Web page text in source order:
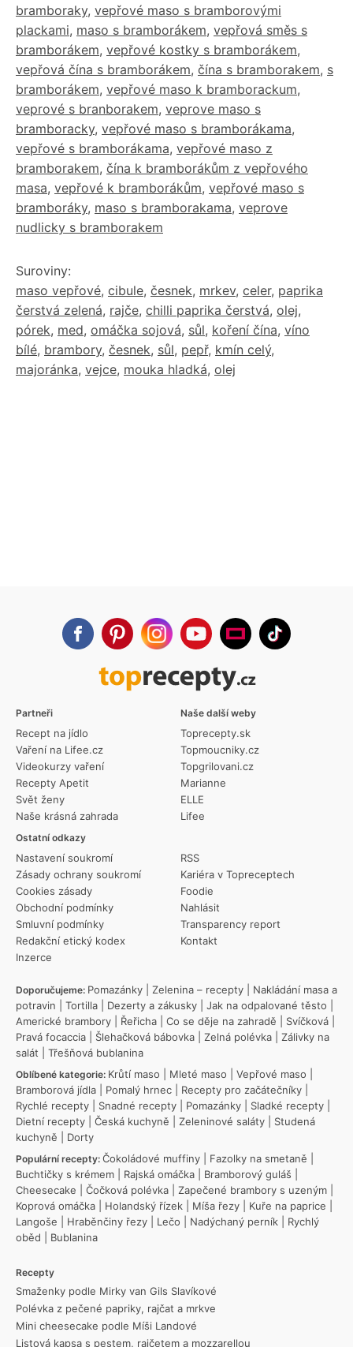
bramboraky, vepřové maso s bramborovými
plackami, maso s bramborákem, vepřová směs s
bramborákem, vepřové kostky s bramborákem,
vepřová čína s bramborákem, čína s bramborakem, s
bramborákem, vepřové maso k bramborackum,
veprové s branborakem, veprove maso s
bramboracky, vepřové maso s bramborákama,
vepřové s bramborákama, vepřové maso z
bramborakem, čína k bramborákům z vepřového
masa, vepřové k bramborákům, vepřové maso s
bramboráky, maso s bramborakama, veprove
nudlicky s bramborakem
Suroviny:
maso vepřové, cibule, česnek, mrkev, celer, paprika
čerstvá zelená, rajče, chilli paprika čerstvá, olej,
pórek, med, omáčka sojová, sůl, koření čína, víno
bílé, brambory, česnek, sůl, pepř, kmín celý,
majoránka, vejce, mouka hladká, olej
Partneři
Recept na jídlo
Vaření na Lifee.cz
Videokurzy vaření
Recepty Apetit
Svět ženy
Naše krásná zahrada
Ostatní odkazy
Nastavení soukromí
Zásady ochrany soukromí
Cookies zásady
Obchodní podmínky
Smluvní podmínky
Redakční etický kodex
Inzerce
RSS
Kariéra v Topreceptech
Foodie
Nahlásit
Transparency report
Kontakt
Naše další weby
Toprecepty.sk
Topmoucniky.cz
Topgrilovani.cz
Marianne
ELLE
Lifee
Doporučujeme: Pomazánky Zelenina – recepty
Nakládání masa a
potravin
Tortilla Dezerty a zákusky Jak na odpalované těsto
Americké brambory
Řeřicha Co se děje na zahradě Svíčková
Pravá focaccia
Šlehačková bábovka Zelná polévka
Zálivky na
salát
Třešňová bublanina
Oblíbené kategorie: Krůtí maso Mleté maso Vepřové maso
Bramborová jídla
Pomalý hrnec Recepty pro začátečníky
Rychlé recepty
Snadné recepty Pomazánky Sladké recepty
Dietní recepty
Česká kuchyně Zeleninové saláty
Studená
kuchyně
Dorty
Populární recepty: Čokoládové muffiny Fazolky na smetaně
Buchtičky s krémem
Rajská omáčka Bramborový guláš
Cheesecake
Čočková polévka Zapečené brambory s uzeným
Koprová omáčka
Holandský řízek Míša řezy Kuře na paprice
Langoše
Hraběnčiny řezy Lečo Nadýchaný perník
Rychlý
oběd
Bublanina
Recepty
Smaženky podle Mirky van Gils Slavíkové
Polévka z pečené papriky, rajčat a mrkve
Mini cheesecake podle Míši Landové
Listová kapsa s pestem, rajčetem a mozzarellou